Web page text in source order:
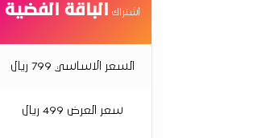
أشتراك الباقة الفضية
السعر الاساسي 799 ريال
سعر العرض 499 ريال